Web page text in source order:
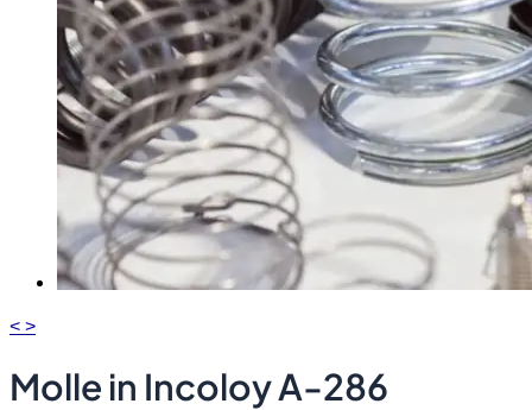
< >
Molle in Incoloy A-286